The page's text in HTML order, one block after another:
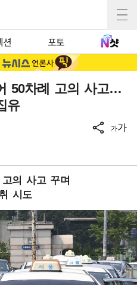
션 포토
50차례 고의 사고…
유
가가
의 사고 꾸며
시도